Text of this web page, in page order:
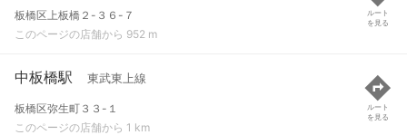
板橋区上板橋２-３６-７
このページの店舗から 952 m
ルート
を見る
中板橋駅 東武東上線
板橋区弥生町３３-１
このページの店舗から 1 km
ルート
を見る